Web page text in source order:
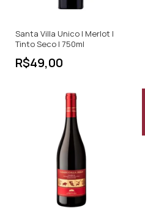
Santa Villa Unico | Merlot |
Tinto Seco | 750ml
R$49,00